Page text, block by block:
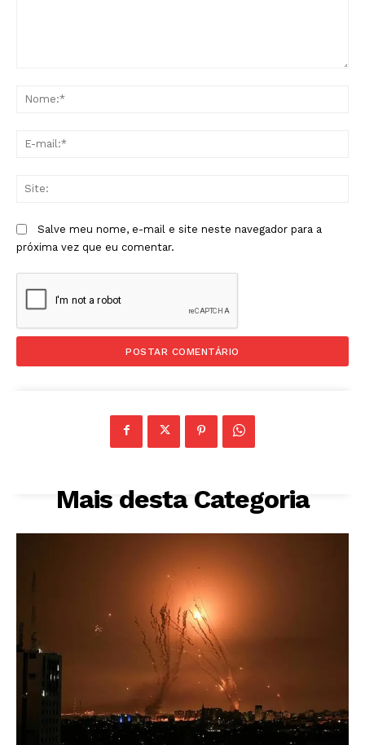
Salve meu nome, e-mail e site neste navegador para a
próxima vez que eu comentar.
Mais desta Categoria